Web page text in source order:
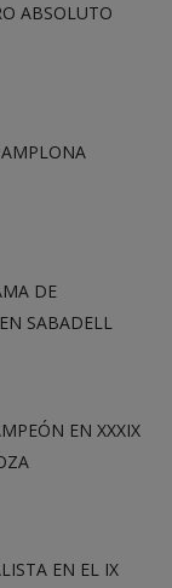
ABSOLUTO
DE
SABADELL
EN XXXIX
EN EL IX